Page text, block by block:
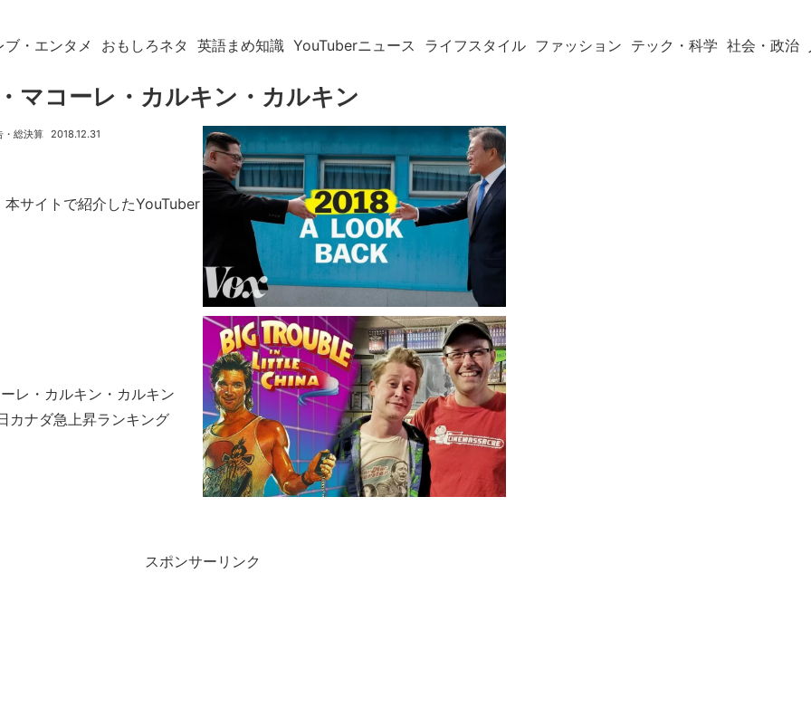
ブ・エンタメ おもしろネタ 英語まめ知識 YouTuberニュース ライフスタイル ファッション テック・科学 社会・政治
マコーレ・カルキン・カルキン
本サイトで紹介したYouTuber
2018.12.31
・総決算
レ・カルキン・カルキン
カナダ急上昇ランキング
スポンサーリンク